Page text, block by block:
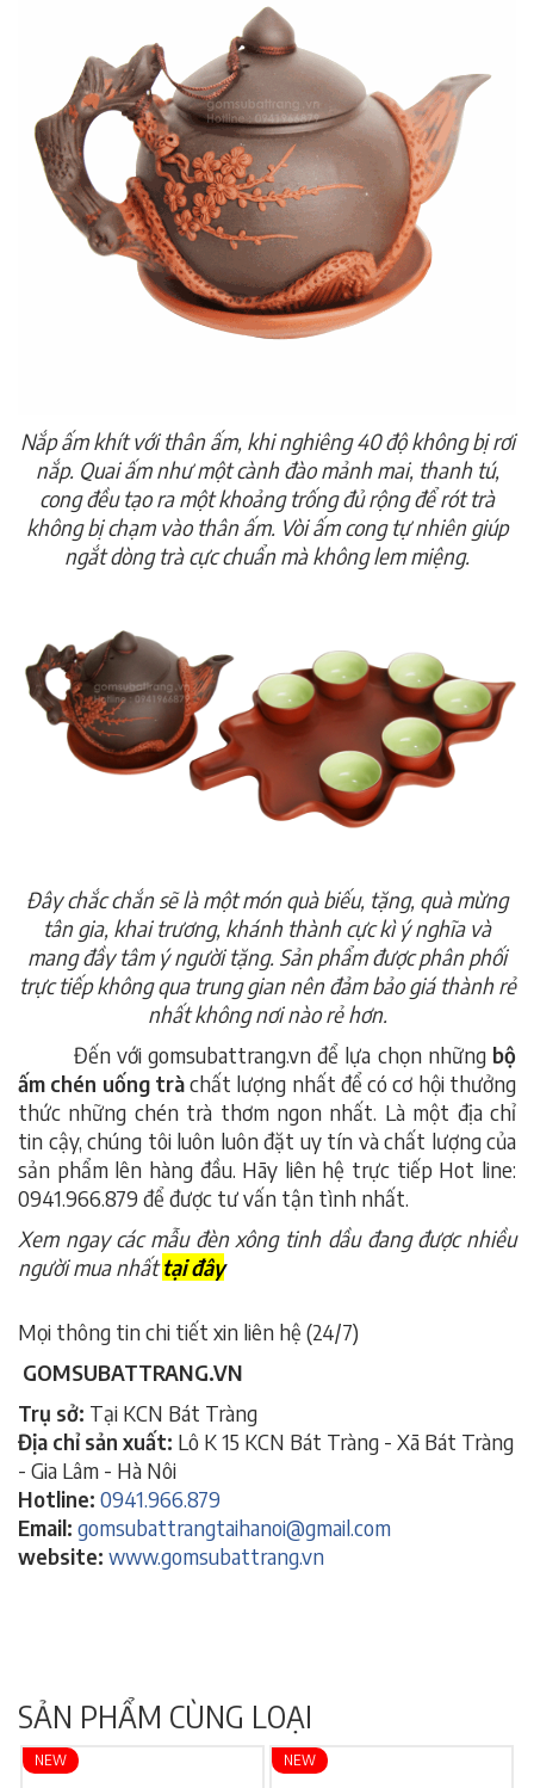
Nắp ấm khít với thân ấm, khi nghiêng 40 độ không bị rơi
nắp. Quai ấm như một cành đào mảnh mai, thanh tú,
cong đều tạo ra một khoảng trống đủ rộng để rót trà
không bị chạm vào thân ấm. Vòi ấm cong tự nhiên giúp
ngắt dòng trà cực chuẩn mà không lem miệng.
Đây chắc chắn sẽ là một món quà biếu, tặng, quà mừng
tân gia, khai trương, khánh thành cực kì ý nghĩa và
mang đầy tâm ý người tặng. Sản phẩm được phân phối
trực tiếp không qua trung gian nên đảm bảo giá thành rẻ
nhất không nơi nào rẻ hơn.
Đến với gomsubattrang.vn để lựa chọn những bộ
ấm chén uống tràchất lượng nhất để có cơ hội thưởng
thức những chén trà thơm ngon nhất. Là một địa chỉ
tin cậy, chúng tôi luôn luôn đặt uy tín và chất lượng của
sản phẩm lên hàng đầu. Hãy liên hệ trực tiếp Hot line:
0941.966.879 để được tư vấn tận tình nhất.
Xem ngay các mẫu đèn xông tinh dầu đang được nhiều
người mua nhấttại đây
Mọi thông tin chi tiết xin liên hệ (24/7)
GOMSUBATTRANG.VN
Trụ sở: Tại KCN Bát Tràng
Địa chỉ sản xuất: Lô K 15 KCN Bát Tràng - Xã Bát Tràng
- Gia Lâm - Hà Nôi
Hotline: 0941.966.879
Email: gomsubattrangtaihanoi@gmail.com
website: www.gomsubattrang.vn
SẢN PHẨM CÙNG LOẠI
NEW NEW